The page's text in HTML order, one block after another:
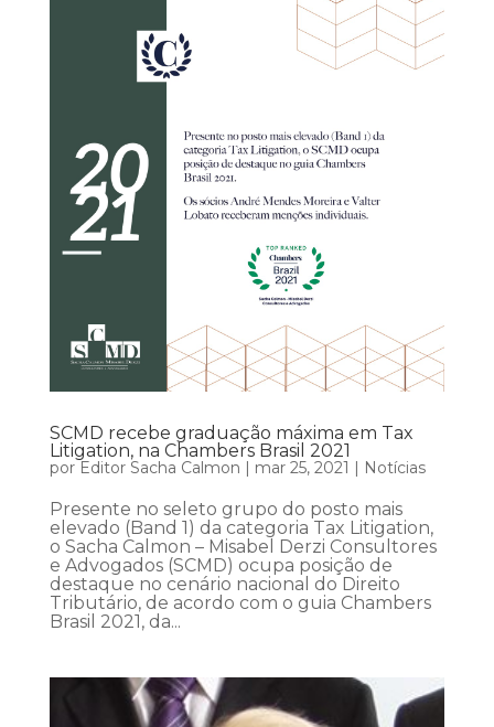
SCMD recebe graduação máxima em Tax
Litigation, na Chambers Brasil 2021
por Editor Sacha Calmon mar 25, 2021 Notícias
Presente no seleto grupo do posto mais
elevado (Band 1) da categoria Tax Litigation,
o Sacha Calmon – Misabel Derzi Consultores
e Advogados (SCMD) ocupa posição de
destaque no cenário nacional do Direito
Tributário, de acordo com o guia Chambers
Brasil 2021, da...